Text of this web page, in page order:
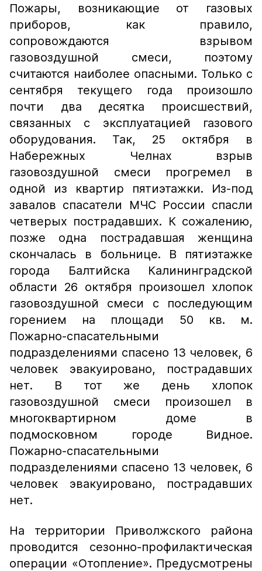
Пожары, возникающие от газовых
приборов, как правило,
сопровождаются взрывом
газовоздушной смеси, поэтому
считаются наиболее опасными. Только с
сентября текущего года произошло
почти два десятка происшествий,
связанных с эксплуатацией газового
оборудования. Так, 25 октября в
Набережных Челнах взрыв
газовоздушной смеси прогремел в
одной из квартир пятиэтажки. Из-под
завалов спасатели МЧС России спасли
четверых пострадавших. К сожалению,
позже одна пострадавшая женщина
скончалась в больнице. В пятиэтажке
города Балтийска Калининградской
области 26 октября произошел хлопок
газовоздушной смеси с последующим
горением на площади 50 кв. м.
Пожарно-спасательными
подразделениями спасено 13 человек, 6
человек эвакуировано, пострадавших
нет. В тот же день хлопок
газовоздушной смеси произошел в
многоквартирном доме в
подмосковном городе Видное.
Пожарно-спасательными
подразделениями спасено 13 человек, 6
человек эвакуировано, пострадавших
нет.
На территории Приволжского района
проводится сезонно-профилактическая
операции «Отопление». Предусмотрены